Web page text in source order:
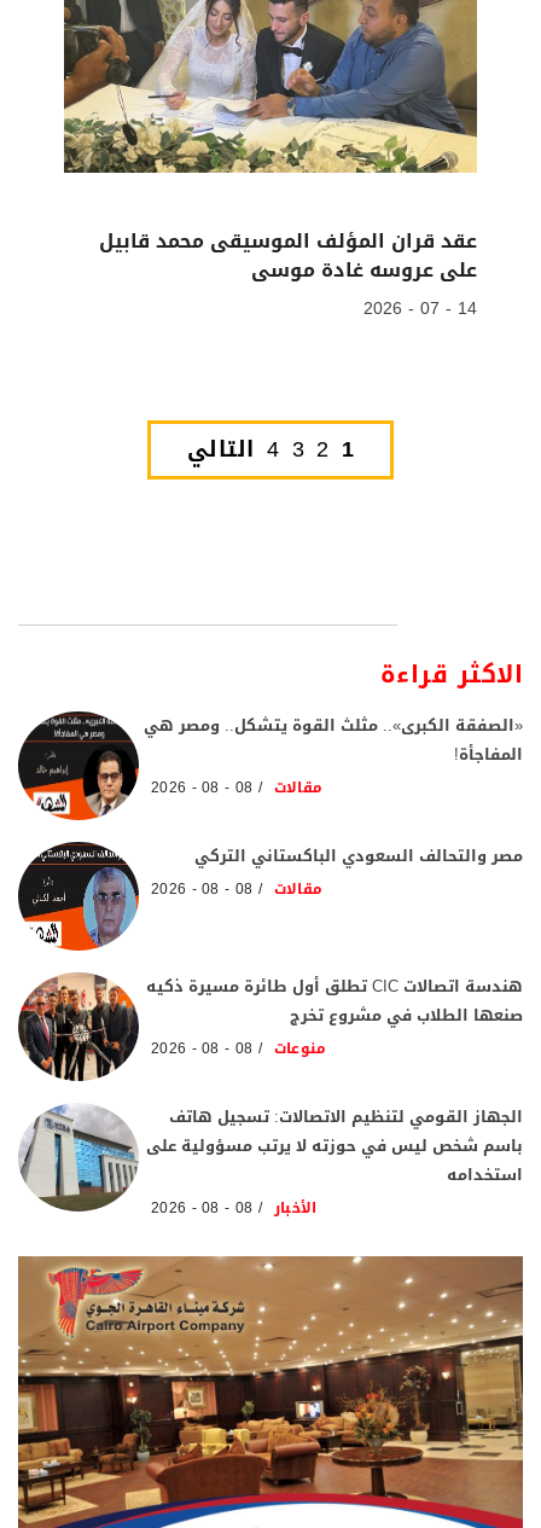
عقد قران المؤلف الموسيقى محمد قابيل
على عروسه غادة موسى
14 - 07 - 2026
1
2
3
4 التالي
الاكثر قراءة
«الصفقة الكبرى».. مثلث القوة يتشكل.. ومصر هي
المفاجأة!
مقالات 08 - 08 - 2026
مصر والتحالف السعودي الباكستاني التركي
مقالات 08 - 08 - 2026
هندسة اتصالات CIC تطلق أول طائرة مسيرة ذكيه
صنعها الطلاب في مشروع تخرج
منوعات 08 - 08 - 2026
الجهاز القومي لتنظيم الاتصالات: تسجيل هاتف
باسم شخص ليس في حوزته لا يرتب مسؤولية على
استخدامه
الأخبار 08 - 08 - 2026